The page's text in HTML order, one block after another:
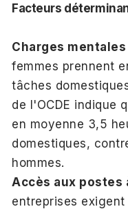
Facteurs
Charges
femmes prennent
tâches
de l'OCDE indique
en moyenne 3,5
domestiques,
hommes.
Accès aux postes
entreprises